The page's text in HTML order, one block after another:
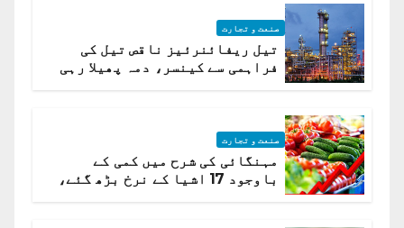
صنعت و تجارت
تیل ریفائنرئیز ناقص تیل کی
فراہمی سے کینسر، دمہ پھیلا رہی
صنعت و تجارت
مہنگائی کی شرح میں کمی کے
باوجود 17 اشیا کے نرخ بڑھ گئے،